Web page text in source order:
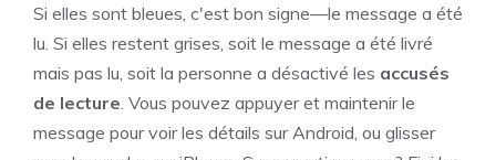
Si elles sont bleues, c'est bon signe—le message a été
lu. Si elles restent grises, soit le message a été livré
mais pas lu, soit la personne a désactivé les accusés
de lecture . Vous pouvez appuyer et maintenir le
message pour voir les détails sur Android, ou glisser